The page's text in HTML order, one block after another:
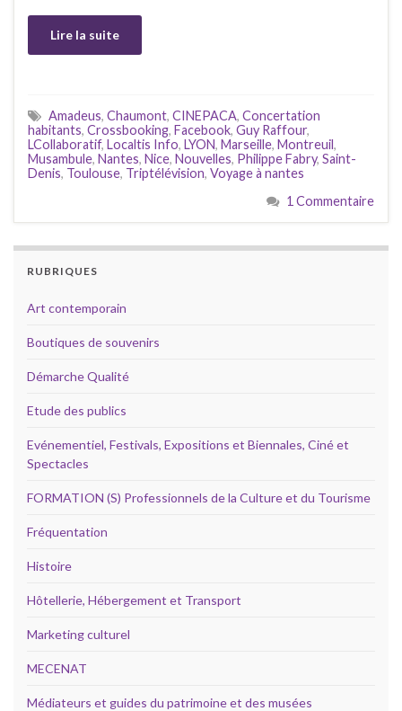
Lire la suite
Amadeus, Chaumont, CINEPACA, Concertation
habitants, Crossbooking, Facebook, Guy Raffour,
LCollaboratif, Localtis Info, LYON, Marseille, Montreuil,
Musambule, Nantes, Nice, Nouvelles, Philippe Fabry, Saint-
Denis, Toulouse, Triptélévision, Voyage à nantes
1 Commentaire
RUBRIQUES
Art contemporain
Boutiques de souvenirs
Démarche Qualité
Etude des publics
Evénementiel, Festivals, Expositions et Biennales, Ciné et
Spectacles
FORMATION (S) Professionnels de la Culture et du Tourisme
Fréquentation
Histoire
Hôtellerie, Hébergement et Transport
Marketing culturel
MECENAT
Médiateurs et guides du patrimoine et des musées